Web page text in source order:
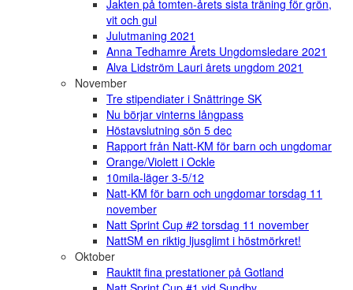
Jakten på tomten-årets sista träning för grön,
vit och gul
Julutmaning 2021
Anna Tedhamre Årets Ungdomsledare 2021
Alva Lidström Lauri årets ungdom 2021
November
Tre stipendiater i Snättringe SK
Nu börjar vinterns långpass
Höstavslutning sön 5 dec
Rapport från Natt-KM för barn och ungdomar
Orange/Violett i Ockle
10mila-läger 3-5/12
Natt-KM för barn och ungdomar torsdag 11
november
Natt Sprint Cup #2 torsdag 11 november
NattSM en riktig ljusglimt i höstmörkret!
Oktober
Rauktit fina prestationer på Gotland